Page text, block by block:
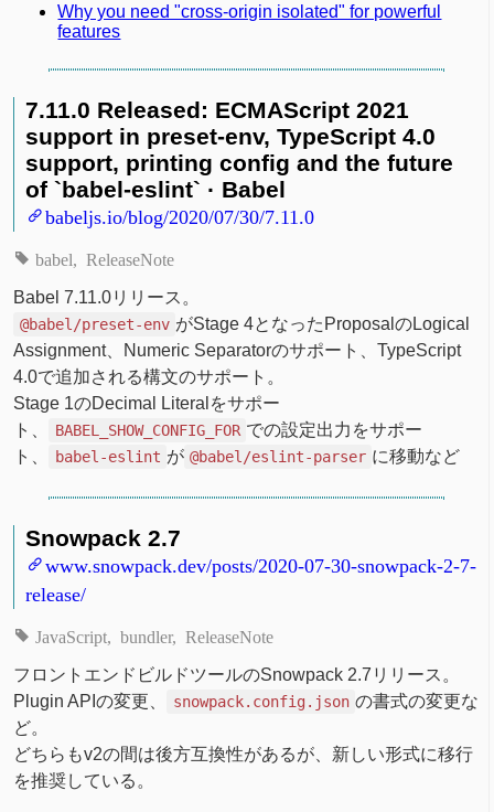
Why you need "cross-origin isolated" for powerful
features
7.11.0 Released: ECMAScript 2021
support in preset-env, TypeScript 4.0
support, printing config and the future
of `babel-eslint` · Babel
babeljs.io/blog/2020/07/30/7.11.0
babel ReleaseNote
Babel 7.11.0リリース。
@babel/preset-env がStage 4となったProposalのLogical
Assignment、Numeric Separatorのサポート、TypeScript
4.0で追加される構文のサポート。
Stage 1のDecimal Literalをサポー
ト、
BABEL_SHOW_CONFIG_FOR での設定出力をサポー
ト、
babel-eslint が @babel/eslint-parser に移動など
Snowpack 2.7
www.snowpack.dev/posts/2020-07-30-snowpack-2-7-
release/
JavaScript bundler ReleaseNote
フロントエンドビルドツールのSnowpack 2.7リリース。
Plugin APIの変更、
snowpack.config.json の書式の変更な
ど。
どちらもv2の間は後方互換性があるが、新しい形式に移行
を推奨している。